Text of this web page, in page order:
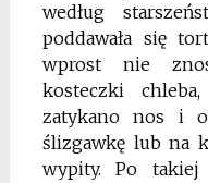
według
poddawała się
wprost nie
kosteczki
zatykano nos i
ślizgawkę lub na
wypity. Po takiej